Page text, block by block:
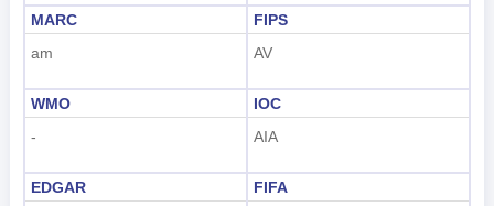
MARC
am
FIPS
AV
WMO
-
IOC
AIA
EDGAR
FIFA